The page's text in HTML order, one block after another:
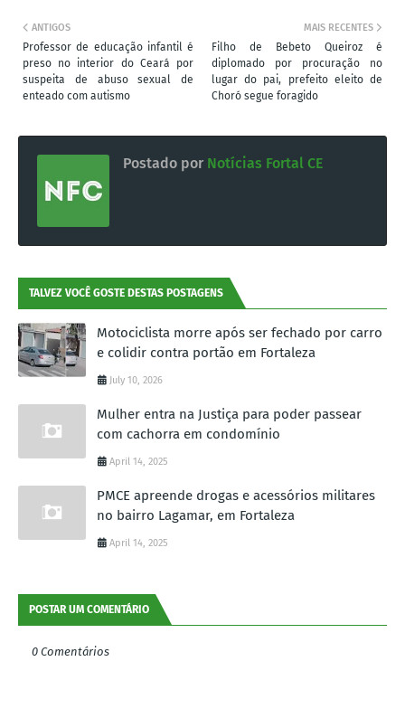
MAIS RECENTES
Filho de Bebeto Queiroz é
diplomado por procuração no
lugar do pai, prefeito eleito de
Choró segue foragido
ANTIGOS
Professor de educação infantil é
preso no interior do Ceará por
suspeita de abuso sexual de
enteado com autismo
Postado por Notícias Fortal CE
TALVEZ VOCÊ GOSTE DESTAS POSTAGENS
Motociclista morre após ser fechado por carro
e colidir contra portão em Fortaleza
July 10, 2026
Mulher entra na Justiça para poder passear
com cachorra em condomínio
April 14, 2025
PMCE apreende drogas e acessórios militares
no bairro Lagamar, em Fortaleza
April 14, 2025
POSTAR UM COMENTÁRIO
0 Comentários